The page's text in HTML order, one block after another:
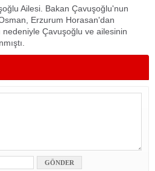
Ailesi. Bakan Çavuşoğlu'nun
Osman, Erzurum Horasan'dan
nedeniyle Çavuşoğlu ve ailesinin